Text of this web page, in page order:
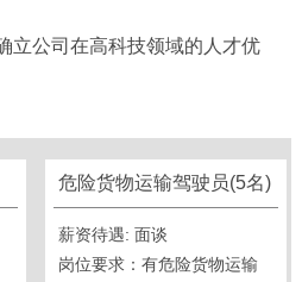
立公司在高科技领域的人才优
危险货物运输驾驶员(5名)
薪资待遇: 面谈
岗位要求：有危险货物运输